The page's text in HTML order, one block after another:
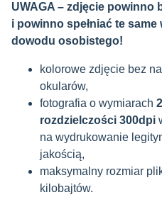
UWAGA – zdjęcie powinno
i powinno spełniać te
dowodu osobistego!
kolorowe zdjęcie bez
okularów,
fotografia o wymiarach
rozdzielczości 300dpi
na wydrukowanie
jakością,
maksymalny rozmiar
kilobajtów.